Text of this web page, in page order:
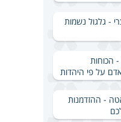
- גלגול נשמות
- הכוחות
על פי היהדות
- ההזדמנות